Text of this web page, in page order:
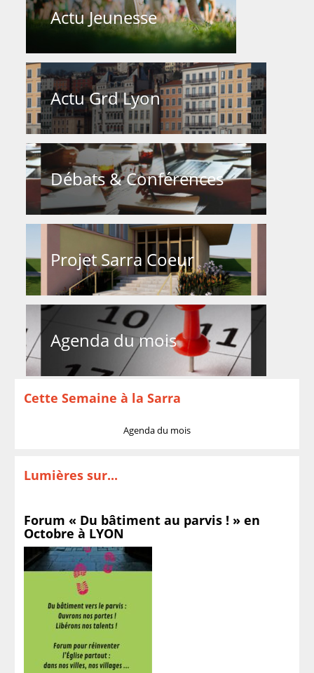
Actu Jeunesse
Actu Grd Lyon
Débats & Conférences
Projet Sarra Coeur
Agenda du mois
Cette Semaine à la Sarra
Agenda du mois
Lumières sur...
Forum « Du bâtiment au parvis ! » en
Octobre à LYON